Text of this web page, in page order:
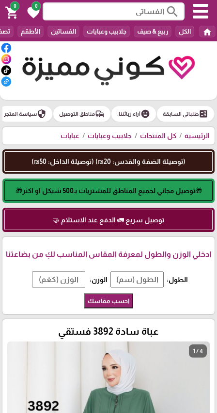
search
0
favorite
0
shopping_cart
home الكل ربيع & صيف جلابيب وعبايات الفساتين الأطقم
ballotطلباتي السابقة emoji_emotionsآراء زبائننا: commuteمناطق التوصيل securityسياسة المتجر
الرئيسية كل المنتجات جلابيب وعبايات عبايات
(توصيلة الضفة والقدس: 20₪) (توصيلة الداخل: 50₪)
🎁توصيل مجاني لجميع المناطق للمشتريات بـ500 شيكل او اكثر🎁
توصيل سريع 🚛 الدفع عند الاستلام 🤝
ادخلي الوزن والطول لمعرفة المقاس المناسب لكِ من بضاعتنا
الطول: الوزن:
احسب مقاسك
عباة سادة 3892 فستقي
1 / 4